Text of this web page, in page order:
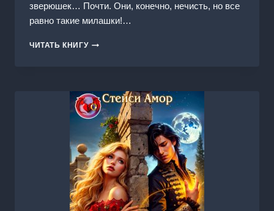
зверюшек… Почти. Они, конечно, нечисть, но все
равно такие милашки!…
ЧИТАТЬ КНИГУНЕ
БЕСА